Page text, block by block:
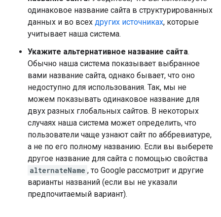
одинаковое название сайта в структурированных
данных и во всех других источниках, которые
учитывает наша система.
Укажите альтернативное название сайта.
Обычно наша система показывает выбранное
вами название сайта, однако бывает, что оно
недоступно для использования. Так, мы не
можем показывать одинаковое название для
двух разных глобальных сайтов. В некоторых
случаях наша система может определить, что
пользователи чаще узнают сайт по аббревиатуре,
а не по его полному названию. Если вы выберете
другое название для сайта с помощью свойства
alternateName , то Google рассмотрит и другие
варианты названий (если вы не указали
предпочитаемый вариант).